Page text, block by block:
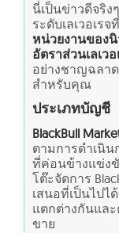
นี่เป็นข่าวดีจริ
ระดับเลเวอเร
หน่วยงานของนิ
อัตราส่วนเลเว
อย่างชาญฉลา
สำหรับคุณ
ประเภทบัญชี
BlackBull
ตามการดำเนิน
ที่ค่อนข้างแข่ง
โต๊ะจัดการ
เสนอที่เป็นไป
แตกต่างกันแล
ขาย